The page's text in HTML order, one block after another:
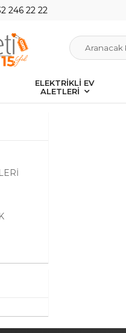
246 22 22
ELEKTRİKLİ EV
ALETLERİ